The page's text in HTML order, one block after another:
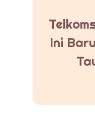
Ini